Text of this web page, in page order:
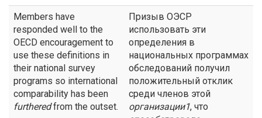
Members have
responded well to the
OECD encouragement to
use these definitions in
their national survey
programs so international
comparability has been
furtheredfrom the outset.
Призыв ОЭСР
использовать эти
определения в
национальных программах
обследований получил
положительный отклик
среди членов этой
организации1, что